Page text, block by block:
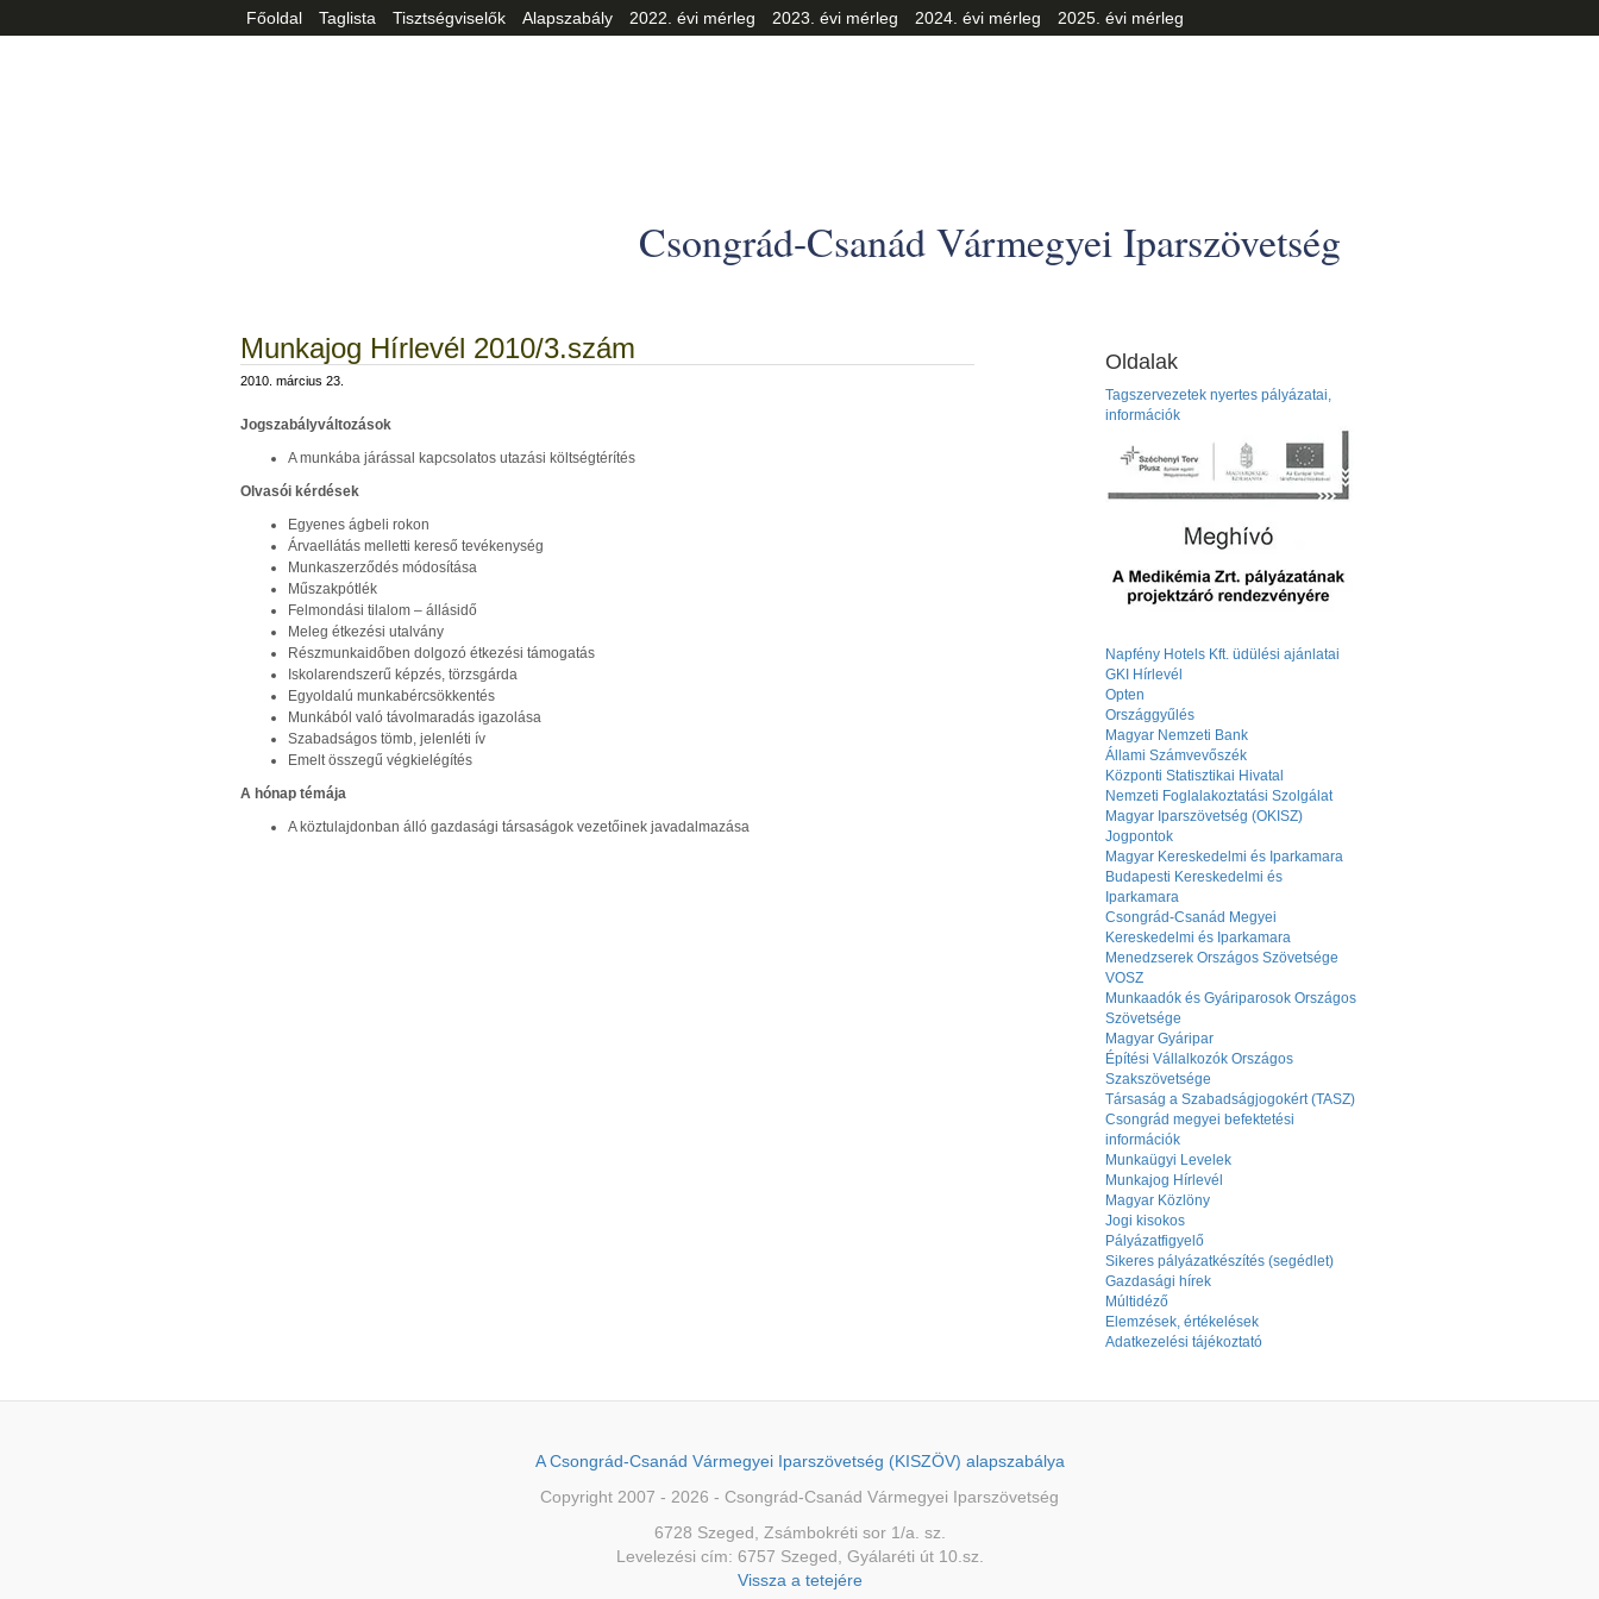
Főoldal Taglista Tisztségviselők Alapszabály 2022. évi mérleg 2023. évi mérleg 2024. évi mérleg 2025. évi mérleg
Csongrád-Csanád Vármegyei Iparszövetség
Munkajog Hírlevél 2010/3.szám
2010. március 23.
Jogszabályváltozások
A munkába járással kapcsolatos utazási költségtérítés
Olvasói kérdések
Egyenes ágbeli rokon
Árvaellátás melletti kereső tevékenység
Munkaszerződés módosítása
Műszakpótlék
Felmondási tilalom – állásidő
Meleg étkezési utalvány
Részmunkaidőben dolgozó étkezési támogatás
Iskolarendszerű képzés, törzsgárda
Egyoldalú munkabércsökkentés
Munkából való távolmaradás igazolása
Szabadságos tömb, jelenléti ív
Emelt összegű végkielégítés
A hónap témája
A köztulajdonban álló gazdasági társaságok vezetőinek javadalmazása
Oldalak
Tagszervezetek nyertes pályázatai,
információk
Napfény Hotels Kft. üdülési ajánlatai
GKI Hírlevél
Opten
Országgyűlés
Magyar Nemzeti Bank
Állami Számvevőszék
Központi Statisztikai Hivatal
Nemzeti Foglalakoztatási Szolgálat
Magyar Iparszövetség (OKISZ)
Jogpontok
Magyar Kereskedelmi és Iparkamara
Budapesti Kereskedelmi és
Iparkamara
Csongrád-Csanád Megyei
Kereskedelmi és Iparkamara
Menedzserek Országos Szövetsége
VOSZ
Munkaadók és Gyáriparosok Országos
Szövetsége
Magyar Gyáripar
Építési Vállalkozók Országos
Szakszövetsége
Társaság a Szabadságjogokért (TASZ)
Csongrád megyei befektetési
információk
Munkaügyi Levelek
Munkajog Hírlevél
Magyar Közlöny
Jogi kisokos
Pályázatfigyelő
Sikeres pályázatkészítés (segédlet)
Gazdasági hírek
Múltidéző
Elemzések, értékelések
Adatkezelési tájékoztató
A Csongrád-Csanád Vármegyei Iparszövetség (KISZÖV) alapszabálya
Copyright 2007 - 2026 - Csongrád-Csanád Vármegyei Iparszövetség
6728 Szeged, Zsámbokréti sor 1/a. sz.
Levelezési cím: 6757 Szeged, Gyálaréti út 10.sz.
Vissza a tetejére